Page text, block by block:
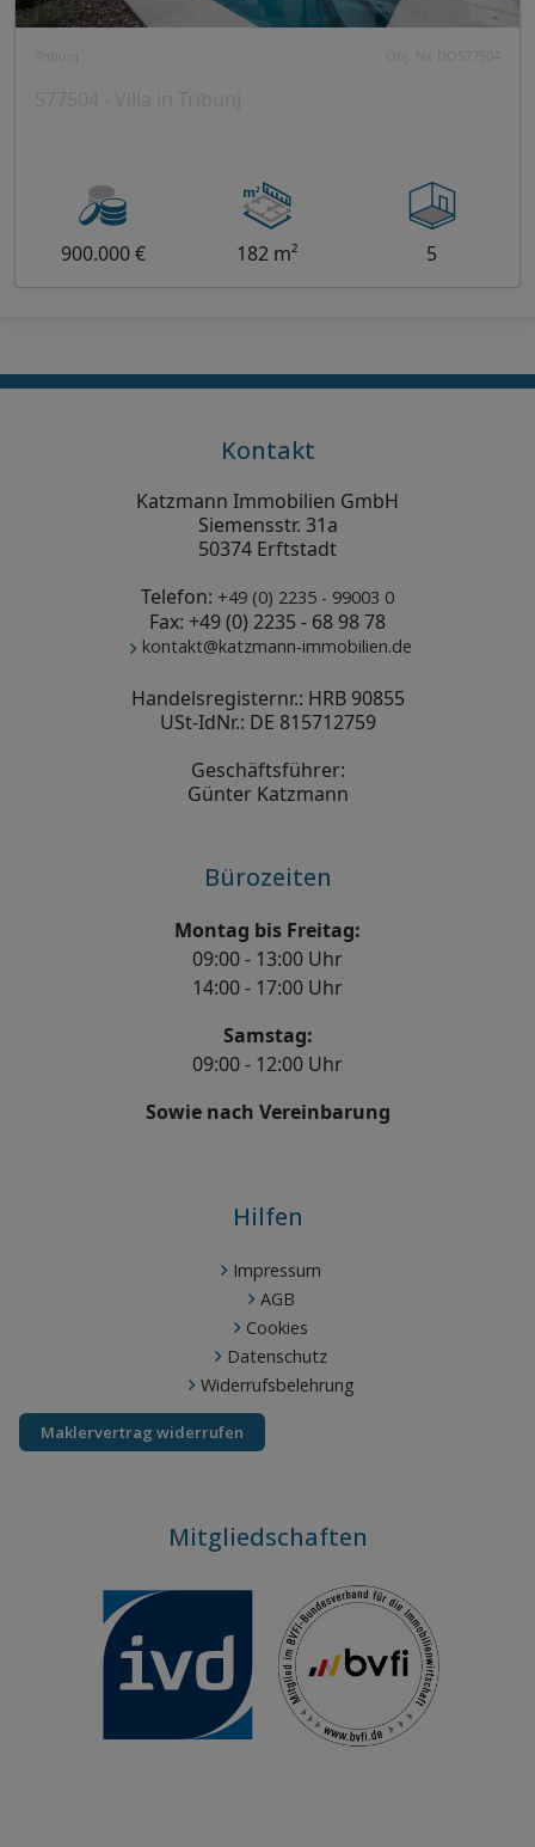
900.000 € 182 m² 5
Kontakt
Katzmann Immobilien GmbH
Siemensstr. 31a
50374 Erftstadt
Telefon: +49 (0) 2235 - 99003 0
Fax: +49 (0) 2235 - 68 98 78
kontakt@katzmann-immobilien.de
Handelsregisternr.: HRB 90855
USt-IdNr.: DE 815712759
Geschäftsführer:
Günter Katzmann
Bürozeiten
Montag bis Freitag:
09:00 - 13:00 Uhr
14:00 - 17:00 Uhr
Samstag:
09:00 - 12:00 Uhr
Sowie nach Vereinbarung
Hilfen
Impressum
AGB
Cookies
Datenschutz
Widerrufsbelehrung
Maklervertrag widerrufen
Mitgliedschaften